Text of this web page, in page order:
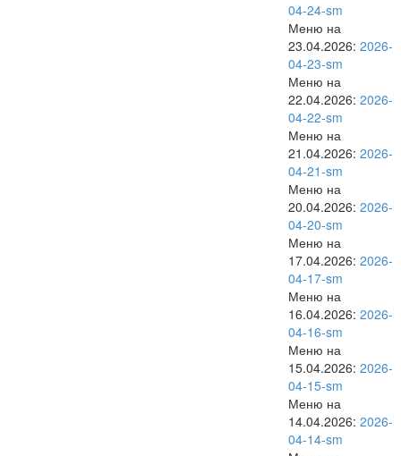
04-24-sm
Меню на
23.04.2026: 2026-
04-23-sm
Меню на
22.04.2026: 2026-
04-22-sm
Меню на
21.04.2026: 2026-
04-21-sm
Меню на
20.04.2026: 2026-
04-20-sm
Меню на
17.04.2026: 2026-
04-17-sm
Меню на
16.04.2026: 2026-
04-16-sm
Меню на
15.04.2026: 2026-
04-15-sm
Меню на
14.04.2026: 2026-
04-14-sm